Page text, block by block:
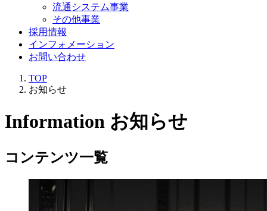
流通システム事業
その他事業
採用情報
インフォメーション
お問い合わせ
TOP
お知らせ
Information お知らせ
コンテンツ一覧